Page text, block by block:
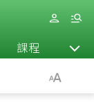
課程 退休